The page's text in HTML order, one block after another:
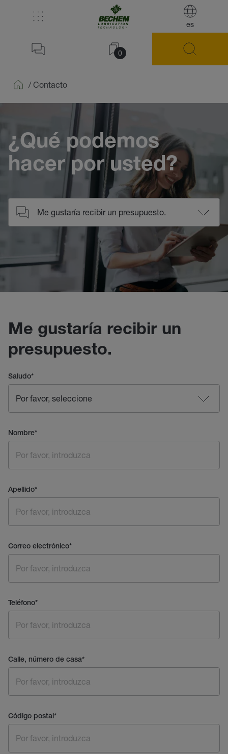
es
0
/ Contacto
¿Qué podemos
hacer por usted?
Me gustaría recibir un
presupuesto.
Saludo*
Nombre*
Apellido*
Correo electrónico*
Teléfono*
Calle, número de casa*
Código postal*